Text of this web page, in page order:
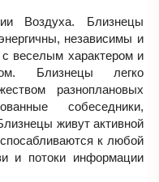
Воздуха. Близнецы
независимы и
веселым характером и
Близнецы легко
разноплановых
собеседники,
живут активной
к любой
и потоки информации